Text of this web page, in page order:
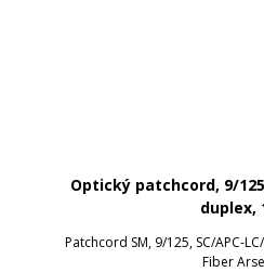
Optický patchcord, 9/125,
duplex,
Patchcord SM, 9/125, SC/APC-
Fiber